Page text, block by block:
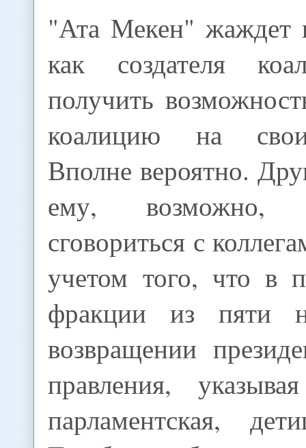
"Ата Мекен" жаждет
как создателя
получить
коалицию на
Вполне вероятно.
ему, возможно,
сговориться с
учетом того, что в
фракции из пяти
возвращении
правления,
парламентская,